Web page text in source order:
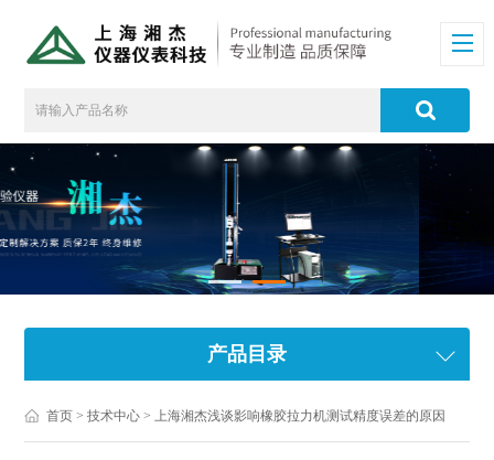
产品目录
首页 >技术中心 > 上海湘杰浅谈影响橡胶拉力机测试精度误差的原因